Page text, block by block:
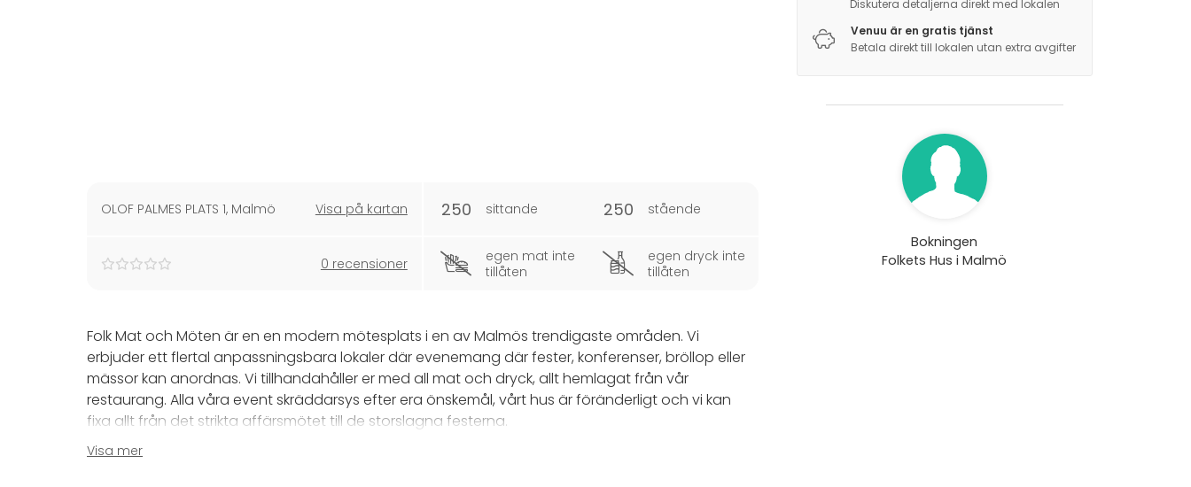
OLOF PALMES PLATS 1, Malmö Visa på kartan
0 recensioner
250 sittande 250 stående
egen mat inte
tillåten
egen dryck inte
tillåten
Folk Mat och Möten är en en modern mötesplats i en av Malmös trendigaste områden. Vi
erbjuder ett flertal anpassningsbara lokaler där evenemang där fester, konferenser, bröllop eller
mässor kan anordnas. Vi tillhandahåller er med all mat och dryck, allt hemlagat från vår
restaurang. Alla våra event skräddarsys efter era önskemål, vårt hus är föränderligt och vi kan
fixa allt från det strikta affärsmötet till de storslagna festerna.
Takterrassen är en stor uteplats mot husets innergård som är utmärkt att boka för utomhusevent
Visa mer
Diskutera detaljerna direkt med lokalen
Venuu är en gratis tjänst
Betala direkt till lokalen utan extra avgifter
Bokningen
Folkets Hus i Malmö